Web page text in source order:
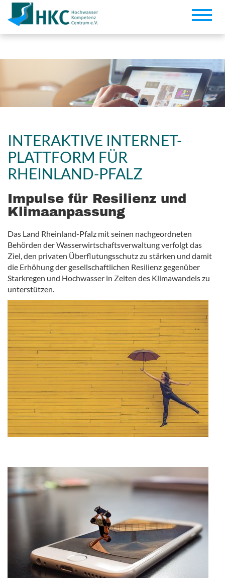
KAHR
Toggle
INTERAKTIVE INTERNET-
PLATTFORM FÜR
RHEINLAND-PFALZ
Impulse für Resilienz und
Klimaanpassung
Das Land Rheinland-Pfalz mit seinen nachgeordneten
Behörden der Wasserwirtschaftsverwaltung verfolgt das
Ziel, den privaten Überflutungsschutz zu stärken und damit
die Erhöhung der gesellschaftlichen Resilienz gegenüber
Starkregen und Hochwasser in Zeiten des Klimawandels zu
unterstützen.